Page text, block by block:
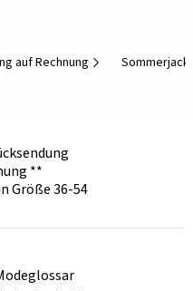
auf Rechnung
**
Größe 36-54